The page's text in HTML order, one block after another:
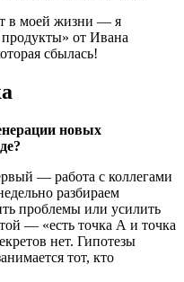
в моей жизни — я
от Ивана
сбылась!
новых
— работа с коллегами
разбираем
проблемы или усилить
— «есть точка А и точка
нет. Гипотезы
тот, кто